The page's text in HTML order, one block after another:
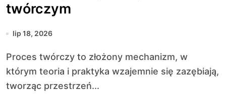
twórczym
lip 18, 2026
Proces twórczy to złożony mechanizm, w
którym teoria i praktyka wzajemnie się zazębiają,
tworząc przestrzeń...